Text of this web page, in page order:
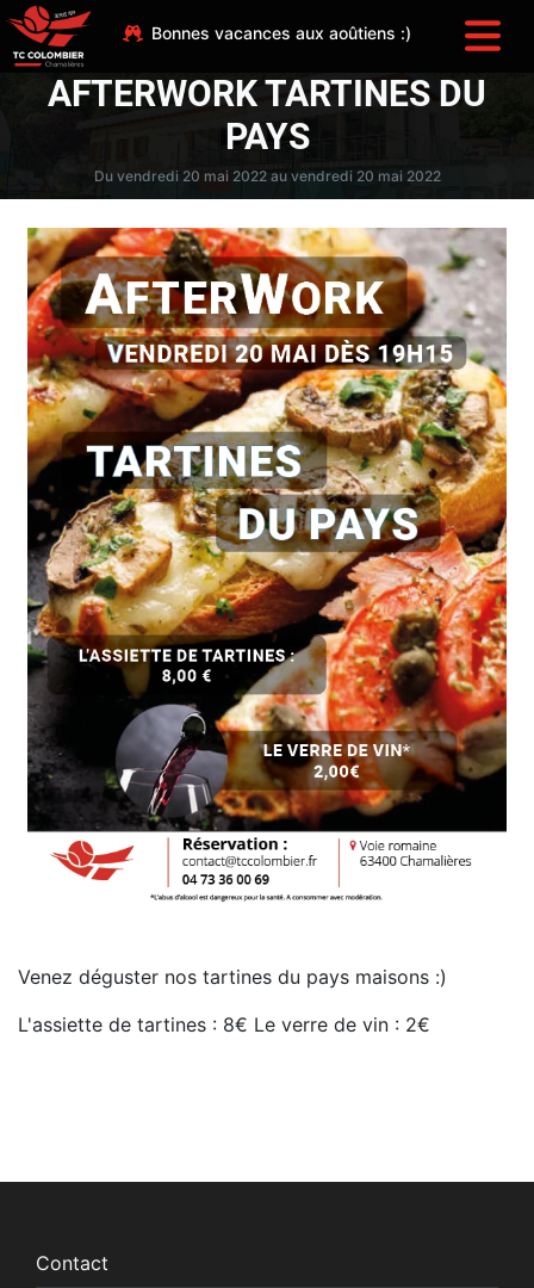
Bonnes vacances aux aoûtiens :)
AFTERWORK TARTINES DU
PAYS
Du vendredi 20 mai 2022 au vendredi 20 mai 2022
Venez déguster nos tartines du pays maisons :)
L'assiette de tartines : 8€ Le verre de vin : 2€
Contact